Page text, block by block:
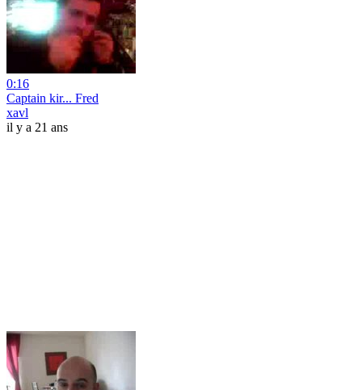
0:16
Captain kir... Fred
xavl
il y a 21 ans